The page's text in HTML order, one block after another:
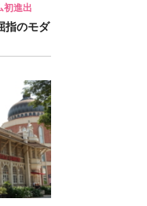
初進出
指のモダ